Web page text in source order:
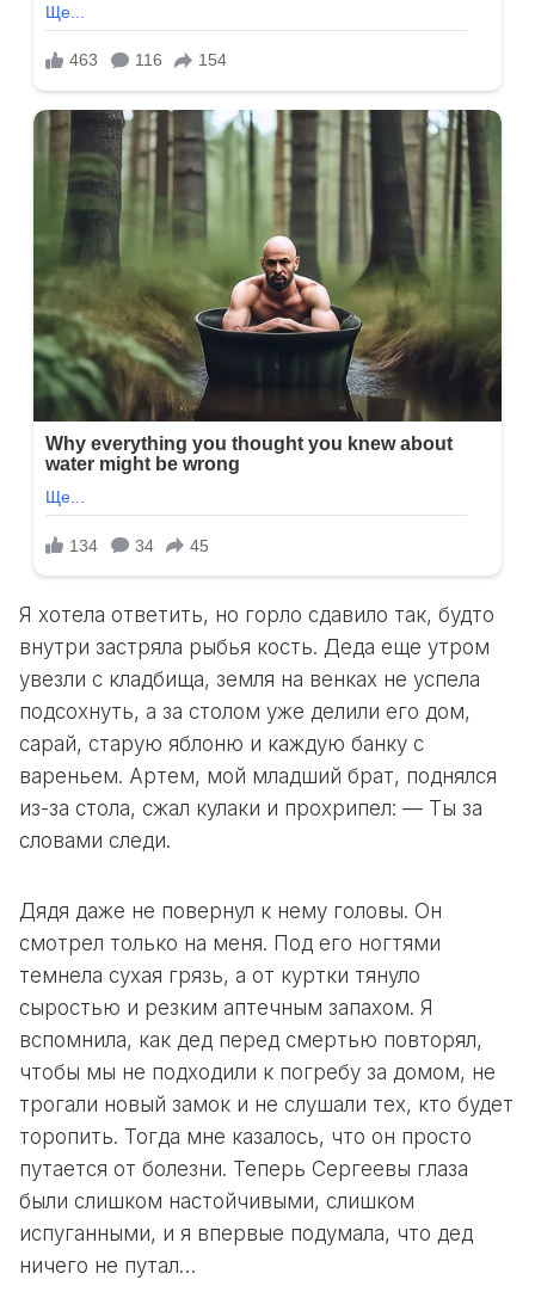
Я хотела ответить, но горло сдавило так, будто
внутри застряла рыбья кость. Деда еще утром
увезли с кладбища, земля на венках не успела
подсохнуть, а за столом уже делили его дом,
сарай, старую яблоню и каждую банку с
вареньем. Артем, мой младший брат, поднялся
из-за стола, сжал кулаки и прохрипел: — Ты за
словами следи.
Дядя даже не повернул к нему головы. Он
смотрел только на меня. Под его ногтями
темнела сухая грязь, а от куртки тянуло
сыростью и резким аптечным запахом. Я
вспомнила, как дед перед смертью повторял,
чтобы мы не подходили к погребу за домом, не
трогали новый замок и не слушали тех, кто будет
торопить. Тогда мне казалось, что он просто
путается от болезни. Теперь Сергеевы глаза
были слишком настойчивыми, слишком
испуганными, и я впервые подумала, что дед
ничего не путал…